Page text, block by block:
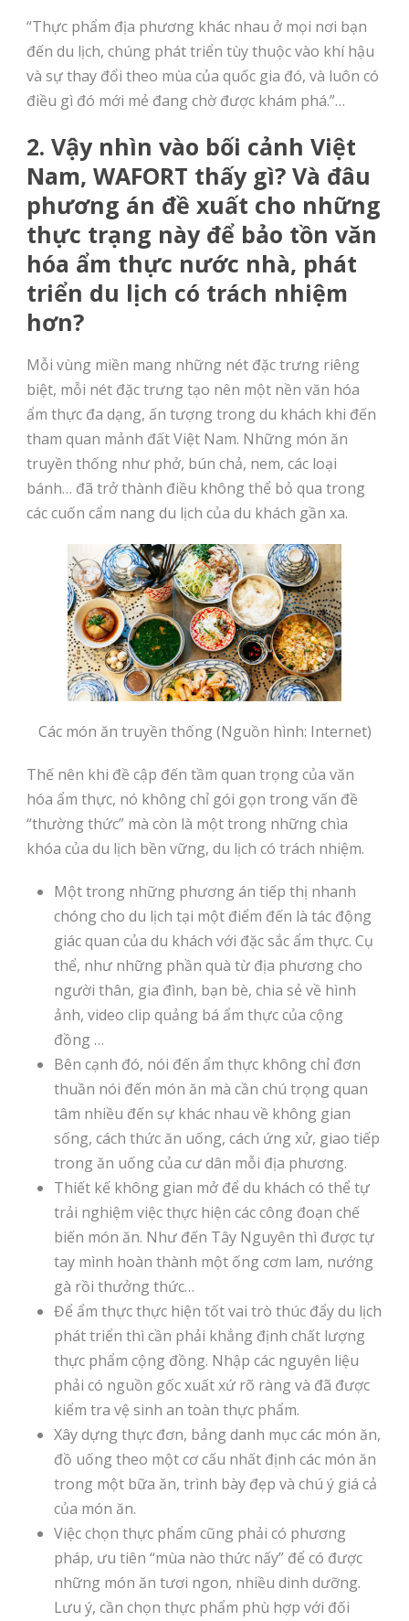
“Thực phẩm địa phương khác nhau ở mọi nơi bạn
đến du lịch, chúng phát triển tùy thuộc vào khí hậu
và sự thay đổi theo mùa của quốc gia đó, và luôn có
điều gì đó mới mẻ đang chờ được khám phá.”…
2. Vậy nhìn vào bối cảnh Việt
Nam, WAFORT thấy gì? Và đâu
phương án đề xuất cho những
thực trạng này để bảo tồn văn
hóa ẩm thực nước nhà, phát
triển du lịch có trách nhiệm
hơn?
Mỗi vùng miền mang những nét đặc trưng riêng
biệt, mỗi nét đặc trưng tạo nên một nền văn hóa
ẩm thực đa dạng, ấn tượng trong du khách khi đến
tham quan mảnh đất Việt Nam. Những món ăn
truyền thống như phở, bún chả, nem, các loại
bánh… đã trở thành điều không thể bỏ qua trong
các cuốn cẩm nang du lịch của du khách gần xa.
Các món ăn truyền thống (Nguồn hình: Internet)
Thế nên khi đề cập đến tầm quan trọng của văn
hóa ẩm thực, nó không chỉ gói gọn trong vấn đề
“thường thức” mà còn là một trong những chìa
khóa của du lịch bền vững, du lịch có trách nhiệm.
Một trong những phương án tiếp thị nhanh
chóng cho du lịch tại một điểm đến là tác động
giác quan của du khách với đặc sắc ẩm thực. Cụ
thể, như những phần quà từ địa phương cho
người thân, gia đình, bạn bè, chia sẻ về hình
ảnh, video clip quảng bá ẩm thực của cộng
đồng …
Bên cạnh đó, nói đến ẩm thực không chỉ đơn
thuần nói đến món ăn mà cần chú trọng quan
tâm nhiều đến sự khác nhau về không gian
sống, cách thức ăn uống, cách ứng xử, giao tiếp
trong ăn uống của cư dân mỗi địa phương.
Thiết kế không gian mở để du khách có thể tự
trải nghiệm việc thực hiện các công đoạn chế
biến món ăn. Như đến Tây Nguyên thì được tự
tay mình hoàn thành một ống cơm lam, nướng
gà rồi thưởng thức…
Để ẩm thực thực hiện tốt vai trò thúc đẩy du lịch
phát triển thì cần phải khẳng định chất lượng
thực phẩm cộng đồng. Nhập các nguyên liệu
phải có nguồn gốc xuất xứ rõ ràng và đã được
kiểm tra vệ sinh an toàn thực phẩm.
Xây dựng thực đơn, bảng danh mục các món ăn,
đồ uống theo một cơ cấu nhất định các món ăn
trong một bữa ăn, trình bày đẹp và chú ý giá cả
của món ăn.
Việc chọn thực phẩm cũng phải có phương
pháp, ưu tiên “mùa nào thức nấy” để có được
những món ăn tươi ngon, nhiều dinh dưỡng.
Lưu ý, cần chọn thực phẩm phù hợp với đối